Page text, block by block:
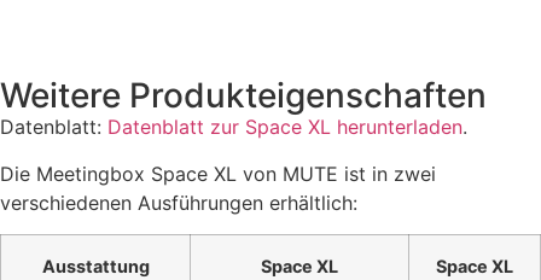
Weitere Produkteigenschaften
Datenblatt: Datenblatt zur Space XL herunterladen.
Die Meetingbox Space XL von MUTE ist in zwei
verschiedenen Ausführungen erhältlich:
Ausstattung
Space XL
Space XL